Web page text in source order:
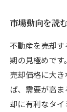
市場動向を読
不動産を売却
期の見極めです
売却価格に大
ば、需要が高
却に有利なタ